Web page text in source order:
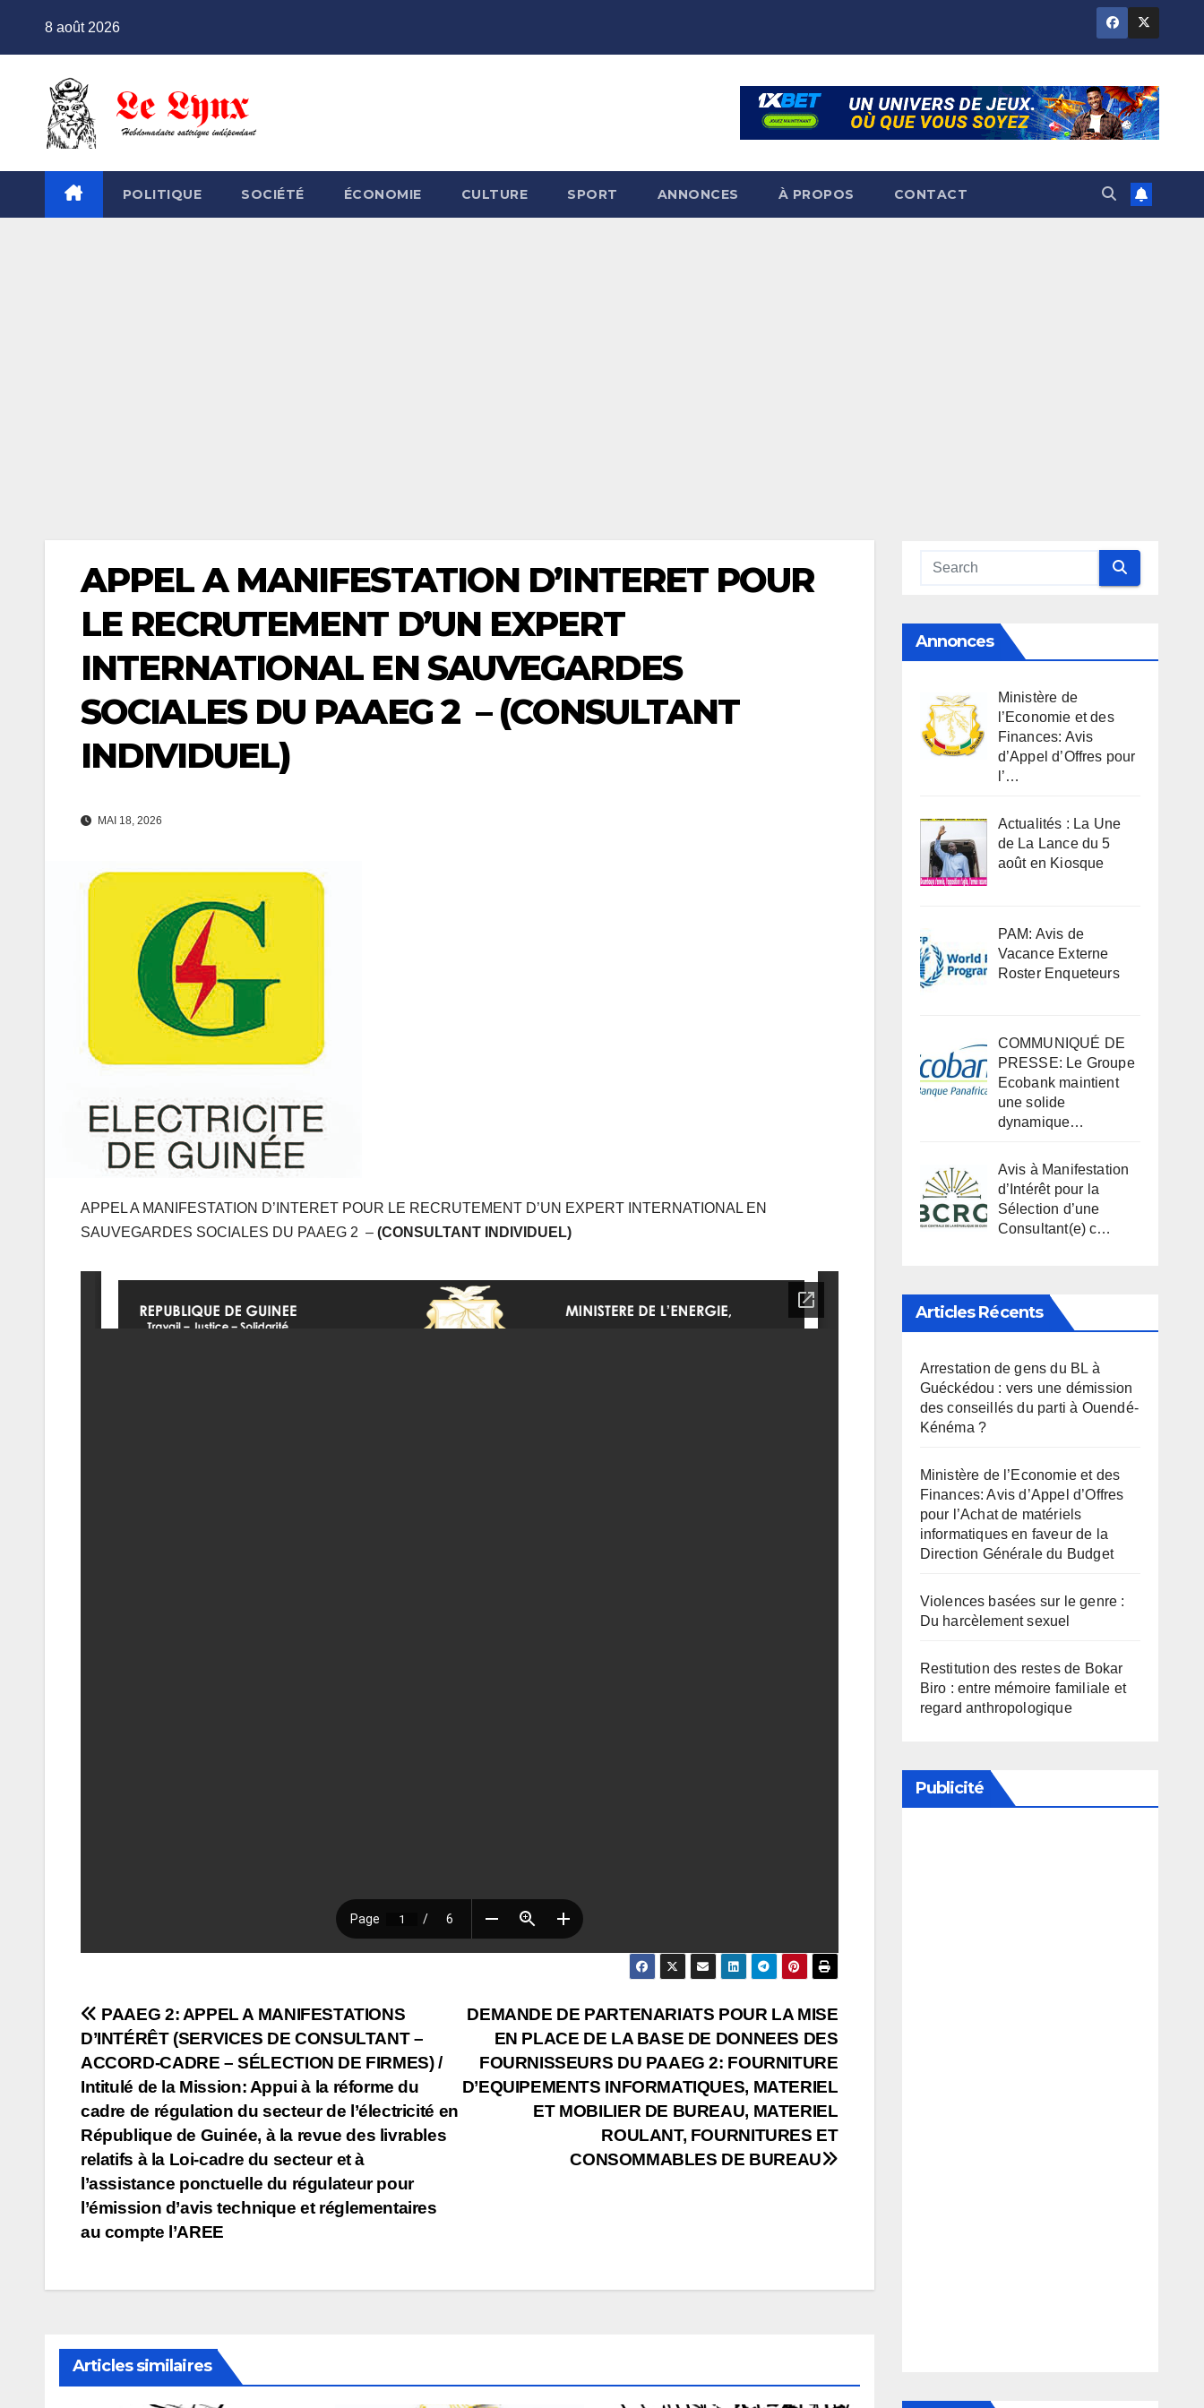
8 août 2026
POLITIQUE SOCIÉTÉ ÉCONOMIE CULTURE SPORT ANNONCES À PROPOS CONTACT
APPEL A MANIFESTATION D’INTERET POUR
LE RECRUTEMENT D’UN EXPERT
INTERNATIONAL EN SAUVEGARDES
SOCIALES DU PAAEG 2 – (CONSULTANT
INDIVIDUEL)
MAI 18, 2026
APPEL A MANIFESTATION D’INTERET POUR LE RECRUTEMENT D’UN EXPERT INTERNATIONAL EN
SAUVEGARDES SOCIALES DU PAAEG 2 – (CONSULTANT INDIVIDUEL)
Navigation
de
l’article
DEMANDE DE PARTENARIATS POUR LA MISE
EN PLACE DE LA BASE DE DONNEES DES
FOURNISSEURS DU PAAEG 2: FOURNITURE
D’EQUIPEMENTS INFORMATIQUES, MATERIEL
ET MOBILIER DE BUREAU, MATERIEL
ROULANT, FOURNITURES ET
CONSOMMABLES DE BUREAU
PAAEG 2: APPEL A MANIFESTATIONS
D’INTÉRÊT (SERVICES DE CONSULTANT –
ACCORD-CADRE – SÉLECTION DE FIRMES) /
Intitulé de la Mission: Appui à la réforme du
cadre de régulation du secteur de l’électricité en
République de Guinée, à la revue des livrables
relatifs à la Loi-cadre du secteur et à
l’assistance ponctuelle du régulateur pour
l’émission d’avis technique et réglementaires
au compte l’AREE
Articles similaires
Annonces
Ministère de
l’Economie et des
Finances: Avis
d’Appel d’Offres pour
l’…
Actualités : La Une
de La Lance du 5
août en Kiosque
PAM: Avis de
Vacance Externe
Roster Enqueteurs
COMMUNIQUÉ DE
PRESSE: Le Groupe
Ecobank maintient
une solide
dynamique…
Avis à Manifestation
d’Intérêt pour la
Sélection d’une
Consultant(e) c…
Articles Récents
Arrestation de gens du BL à
Guéckédou : vers une démission
des conseillés du parti à Ouendé-
Kénéma ?
Ministère de l’Economie et des
Finances: Avis d’Appel d’Offres
pour l’Achat de matériels
informatiques en faveur de la
Direction Générale du Budget
Violences basées sur le genre :
Du harcèlement sexuel
Restitution des restes de Bokar
Biro : entre mémoire familiale et
regard anthropologique
Publicité